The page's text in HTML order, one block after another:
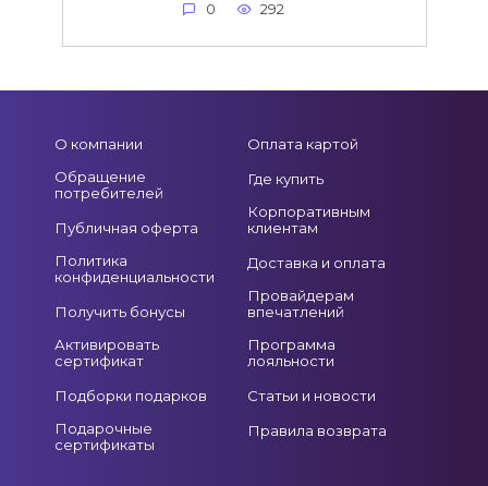
0 292
О компании
Обращение
потребителей
Публичная оферта
Политика
конфиденциальности
Получить бонусы
Активировать
сертификат
Подборки подарков
Подарочные
сертификаты
Оплата картой
Где купить
Корпоративным
клиентам
Доставка и оплата
Провайдерам
впечатлений
Программа
лояльности
Статьи и новости
Правила возврата